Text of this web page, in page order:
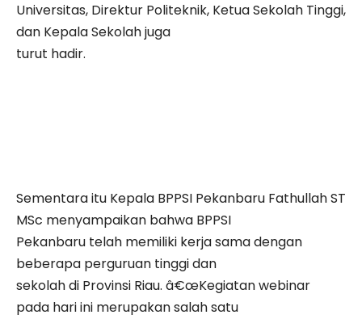
Universitas, Direktur Politeknik, Ketua Sekolah Tinggi,
dan Kepala Sekolah juga
turut hadir.
Sementara itu Kepala BPPSI Pekanbaru Fathullah ST
MSc menyampaikan bahwa BPPSI
Pekanbaru telah memiliki kerja sama dengan
beberapa perguruan tinggi dan
sekolah di Provinsi Riau. â€œKegiatan webinar
pada hari ini merupakan salah satu